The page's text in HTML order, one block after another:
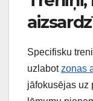
Specifisku
uzlabotzonas
jāfokusējas uz